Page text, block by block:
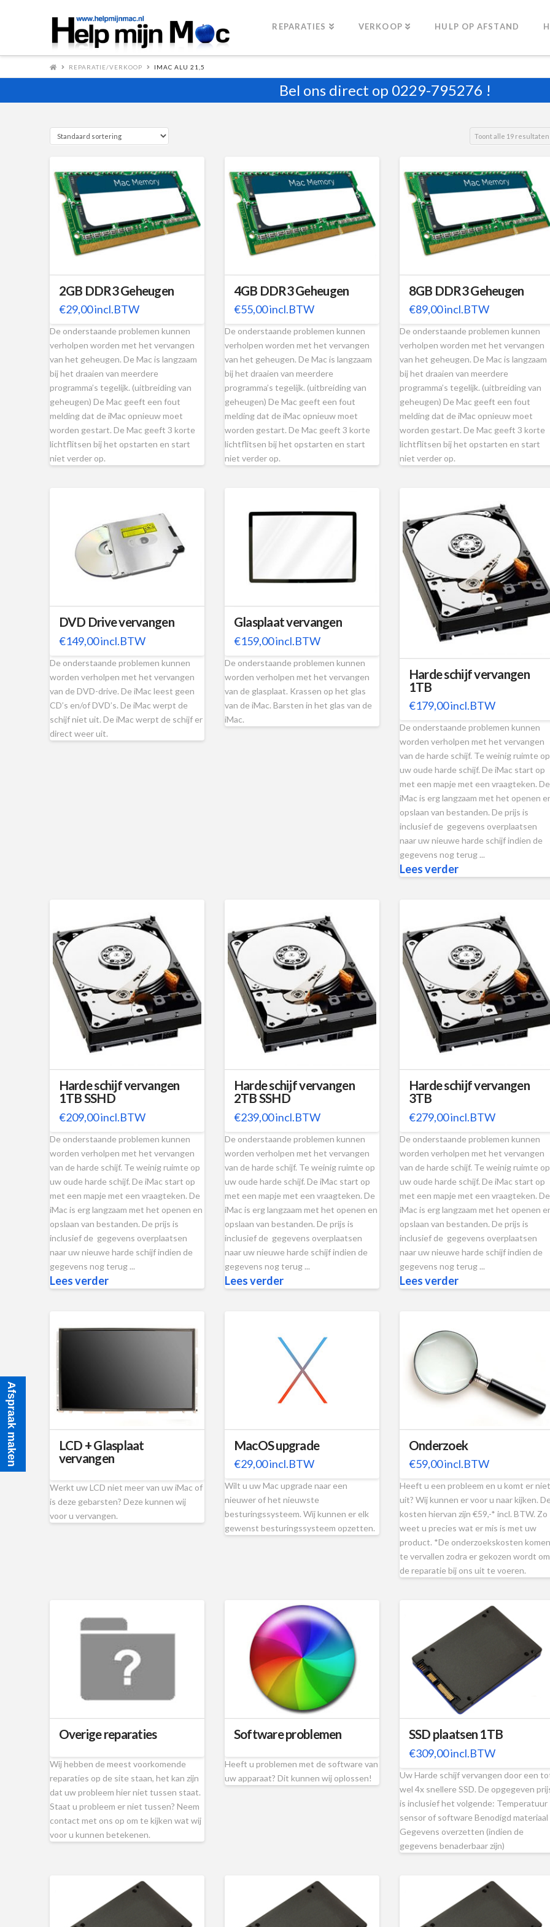
REPARATIES VERKOOP HULP OP AFSTAND
REPARATIE/VERKOOP IMAC ALU 21,5
Bel ons direct op 0229-795276 !
Toont alle 19 resultaten
2GB DDR3 Geheugen
€29,00incl.BTW
De onderstaande problemen kunnen
verholpen worden met het vervangen
van het geheugen. De Mac is langzaam
bij het draaien van meerdere
programma’s tegelijk. (uitbreiding van
geheugen) De Mac geeft een fout
melding dat de iMac opnieuw moet
worden gestart. De Mac geeft 3 korte
lichtflitsen bij het opstarten en start
niet verder op.
4GB DDR3 Geheugen
€55,00incl.BTW
De onderstaande problemen kunnen
verholpen worden met het vervangen
van het geheugen. De Mac is langzaam
bij het draaien van meerdere
programma’s tegelijk. (uitbreiding van
geheugen) De Mac geeft een fout
melding dat de iMac opnieuw moet
worden gestart. De Mac geeft 3 korte
lichtflitsen bij het opstarten en start
niet verder op.
8GB DDR3 Geheugen
€89,00incl.BTW
De onderstaande problemen kunnen
verholpen worden met het vervangen
van het geheugen. De Mac is langzaam
bij het draaien van meerdere
programma’s tegelijk. (uitbreiding van
geheugen) De Mac geeft een fout
melding dat de iMac opnieuw moet
worden gestart. De Mac geeft 3 korte
lichtflitsen bij het opstarten en start
niet verder op.
DVD Drive vervangen
€149,00incl.BTW
De onderstaande problemen kunnen
worden verholpen met het vervangen
van de DVD-drive. De iMac leest geen
CD’s en/of DVD’s. De iMac werpt de
schijf niet uit. De iMac werpt de schijf er
direct weer uit.
Glasplaat vervangen
€159,00incl.BTW
De onderstaande problemen kunnen
worden verholpen met het vervangen
van de glasplaat. Krassen op het glas
van de iMac. Barsten in het glas van de
iMac.
Harde schijf vervangen
1TB
€179,00incl.BTW
De onderstaande problemen kunnen
worden verholpen met het vervangen
van de harde schijf. Te weinig ruimte op
uw oude harde schijf. De iMac start op
met een mapje met een vraagteken. De
iMac is erg langzaam met het openen
opslaan van bestanden. De prijs is
inclusief de gegevens overplaatsen
naar uw nieuwe harde schijf indien de
gegevens nog terug ...
Lees verder
Harde schijf vervangen
1TB SSHD
€209,00incl.BTW
De onderstaande problemen kunnen
worden verholpen met het vervangen
van de harde schijf. Te weinig ruimte op
uw oude harde schijf. De iMac start op
met een mapje met een vraagteken. De
iMac is erg langzaam met het openen en
opslaan van bestanden. De prijs is
inclusief de gegevens overplaatsen
naar uw nieuwe harde schijf indien de
gegevens nog terug ...
Lees verder
Harde schijf vervangen
2TB SSHD
€239,00incl.BTW
De onderstaande problemen kunnen
worden verholpen met het vervangen
van de harde schijf. Te weinig ruimte op
uw oude harde schijf. De iMac start op
met een mapje met een vraagteken. De
iMac is erg langzaam met het openen en
opslaan van bestanden. De prijs is
inclusief de gegevens overplaatsen
naar uw nieuwe harde schijf indien de
gegevens nog terug ...
Lees verder
Harde schijf vervangen
3TB
€279,00incl.BTW
De onderstaande problemen kunnen
worden verholpen met het vervangen
van de harde schijf. Te weinig ruimte op
uw oude harde schijf. De iMac start op
met een mapje met een vraagteken. De
iMac is erg langzaam met het openen
opslaan van bestanden. De prijs is
inclusief de gegevens overplaatsen
naar uw nieuwe harde schijf indien de
gegevens nog terug ...
Lees verder
LCD + Glasplaat
vervangen
Werkt uw LCD niet meer van uw iMac of
is deze gebarsten? Deze kunnen wij
voor u vervangen.
MacOS upgrade
€29,00incl.BTW
Wilt u uw Mac upgrade naar een
nieuwer of het nieuwste
besturingssysteem. Wij kunnen er elk
gewenst besturingssysteem opzetten.
Onderzoek
€59,00incl.BTW
Heeft u een probleem en u komt er niet
uit? Wij kunnen er voor u naar kijken.
kosten hiervan zijn €59,-* incl. BTW. Zo
weet u precies wat er mis is met uw
product. *De onderzoekskosten komen
te vervallen zodra er gekozen wordt om
de reparatie bij ons uit te voeren.
Overige reparaties
Wij hebben de meest voorkomende
reparaties op de site staan, het kan zijn
dat uw probleem hier niet tussen staat.
Staat u probleem er niet tussen? Neem
contact met ons op om te kijken wat wij
voor u kunnen betekenen.
Software problemen
Heeft u problemen met de software van
uw apparaat? Dit kunnen wij oplossen!
SSD plaatsen 1TB
€309,00incl.BTW
Uw Harde schijf vervangen door een
wel 4x snellere SSD. De opgegeven
is inclusief het volgende: Temperatuur
sensor of software Benodigd materiaal
Gegevens overzetten (indien de
gegevens benaderbaar zijn)
Afspraak maken